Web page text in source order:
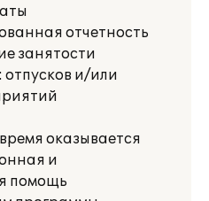
отчетность
занятости
и/или
оказывается
и
помощь